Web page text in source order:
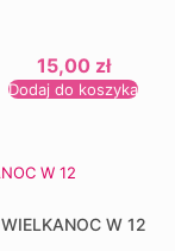
15,00 zł
Dodaj do koszyka
WIELKANOC W 12